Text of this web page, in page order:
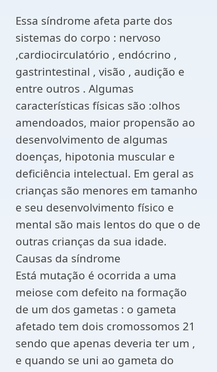
Essa síndrome afeta parte dos
sistemas do corpo : nervoso
,cardiocirculatório , endócrino ,
gastrintestinal , visão , audição e
entre outros . Algumas
características físicas são :olhos
amendoados, maior propensão ao
desenvolvimento de algumas
doenças, hipotonia muscular e
deficiência intelectual. Em geral as
crianças são menores em tamanho
e seu desenvolvimento físico e
mental são mais lentos do que o de
outras crianças da sua idade.
Causas da síndrome
Está mutação é ocorrida a uma
meiose com defeito na formação
de um dos gametas : o gameta
afetado tem dois cromossomos 21
sendo que apenas deveria ter um ,
e quando se uni ao gameta do